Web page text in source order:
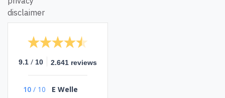
disclaimer
9.1 / 10 2.641 reviews
10 / 10 E Welle